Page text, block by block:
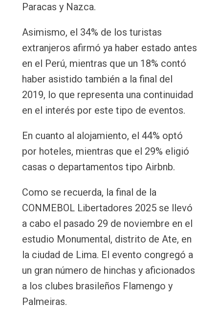
Paracas y Nazca.
Asimismo, el 34% de los turistas
extranjeros afirmó ya haber estado antes
en el Perú, mientras que un 18% contó
haber asistido también a la final del
2019, lo que representa una continuidad
en el interés por este tipo de eventos.
En cuanto al alojamiento, el 44% optó
por hoteles, mientras que el 29% eligió
casas o departamentos tipo Airbnb.
Como se recuerda, la final de la
CONMEBOL Libertadores 2025 se llevó
a cabo el pasado 29 de noviembre en el
estudio Monumental, distrito de Ate, en
la ciudad de Lima. El evento congregó a
un gran número de hinchas y aficionados
a los clubes brasileños Flamengo y
Palmeiras.